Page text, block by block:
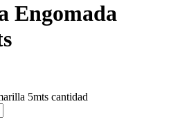
Engomada
5mts cantidad